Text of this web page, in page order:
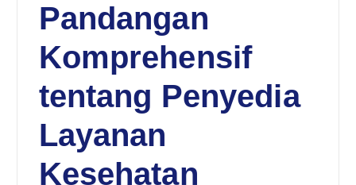
Pandangan
Komprehensif
tentang Penyedia
Layanan
Kesehatan